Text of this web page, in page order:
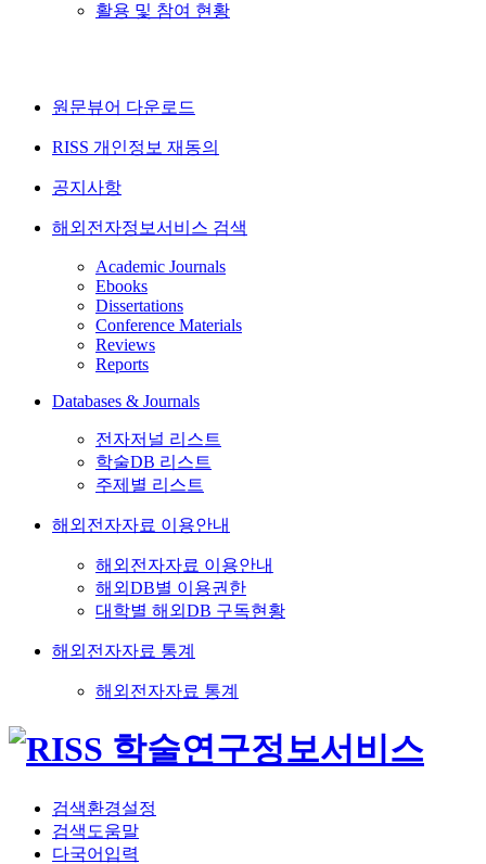
활용 및 참여 현황
원문뷰어 다운로드
RISS 개인정보 재동의
공지사항
해외전자정보서비스 검색
Academic Journals
Ebooks
Dissertations
Conference Materials
Reviews
Reports
Databases & Journals
전자저널 리스트
학술DB 리스트
주제별 리스트
해외전자자료 이용안내
해외전자자료 이용안내
해외DB별 이용권한
대학별 해외DB 구독현황
해외전자자료 통계
해외전자자료 통계
검색환경설정
검색도움말
다국어입력